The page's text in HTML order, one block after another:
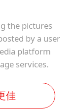
the pictures
by a user
platform
services.
佳